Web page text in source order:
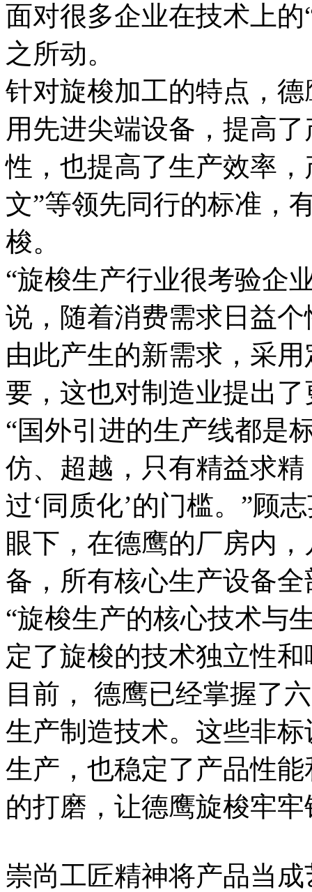
面对很多企业在技术上
之所动。
针对旋梭加工的特点，
用先进尖端设备，提高
性，也提高了生产效率
文”等领先同行的标准，
梭。
“旋梭生产行业很考验企
说，随着消费需求日益
由此产生的新需求，采
要，这也对制造业提出
“国外引进的生产线都是
仿、超越，只有精益求
过‘同质化’的门槛。”顾
眼下，在德鹰的厂房内
备，所有核心生产设备
“旋梭生产的核心技术与
定了旋梭的技术独立性
目前， 德鹰已经掌握了
生产制造技术。这些非
生产，也稳定了产品性
的打磨，让德鹰旋梭牢
崇尚工匠精神将产品当成